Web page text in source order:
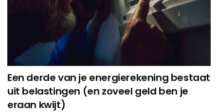
Een derde van je energierekening bestaat
uit belastingen (en zoveel geld ben je
eraan kwijt)